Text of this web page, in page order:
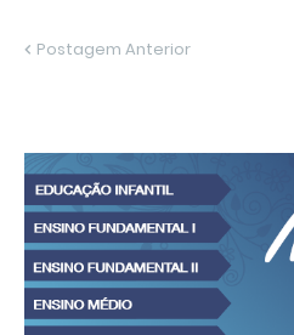
Postagem Anterior